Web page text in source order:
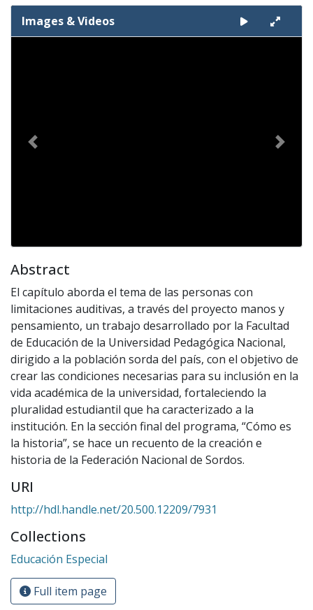
Images & Videos
Previous Next
Abstract
El capítulo aborda el tema de las personas con
limitaciones auditivas, a través del proyecto manos y
pensamiento, un trabajo desarrollado por la Facultad
de Educación de la Universidad Pedagógica Nacional,
dirigido a la población sorda del país, con el objetivo de
crear las condiciones necesarias para su inclusión en la
vida académica de la universidad, fortaleciendo la
pluralidad estudiantil que ha caracterizado a la
institución. En la sección final del programa, “Cómo es
la historia”, se hace un recuento de la creación e
historia de la Federación Nacional de Sordos.
URI
http://hdl.handle.net/20.500.12209/7931
Collections
Educación Especial
Full item page